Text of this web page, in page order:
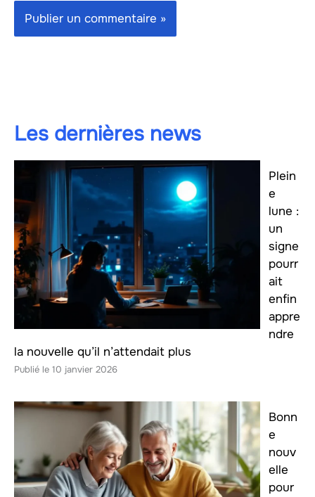
Les dernières news
Plein
e
lune :
un
signe
pourr
ait
enfin
appre
ndre
la nouvelle qu’il n’attendait plus
10 janvier 2026
Bonn
e
nouv
elle
pour